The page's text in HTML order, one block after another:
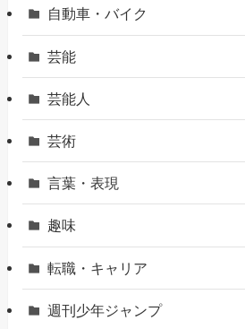
自動車・バイク
芸能
芸能人
芸術
言葉・表現
趣味
転職・キャリア
週刊少年ジャンプ